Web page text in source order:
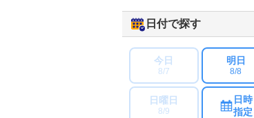
日付で探す
今日
8/7
明日
8/8
日曜日
8/9
日時
指定